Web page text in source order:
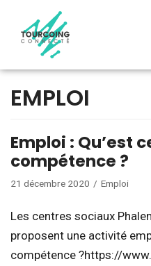
Aller
contenu
EMPLOI
Emploi : Qu’est
compétence ?
21 décembre 2020 Emploi
Les centres sociaux
proposent une activité
compétence ?https://